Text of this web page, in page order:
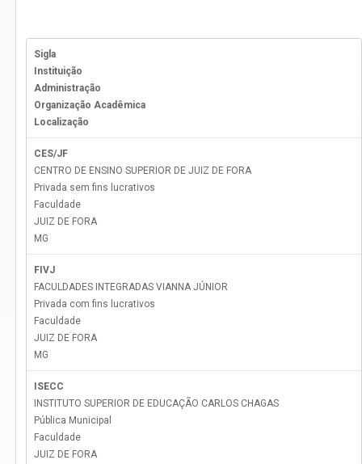
Sigla
Instituição
Administração
Organização Acadêmica
Localização
CES/JF
CENTRO DE ENSINO SUPERIOR DE JUIZ DE FORA
Privada sem fins lucrativos
Faculdade
JUIZ DE FORA
MG
FIVJ
FACULDADES INTEGRADAS VIANNA JÚNIOR
Privada com fins lucrativos
Faculdade
JUIZ DE FORA
MG
ISECC
INSTITUTO SUPERIOR DE EDUCAÇÃO CARLOS CHAGAS
Pública Municipal
Faculdade
JUIZ DE FORA